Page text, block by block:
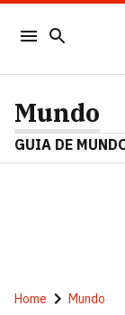
Mundo
GUIA DE
Home Mundo